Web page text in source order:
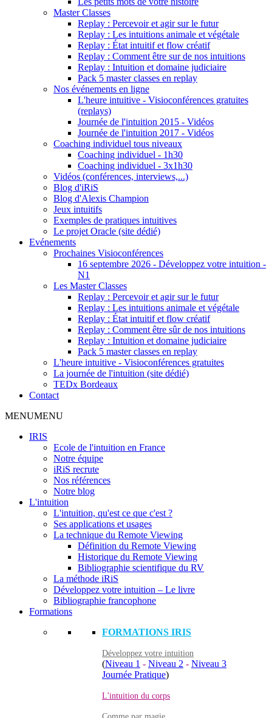
Master Classes
Replay : Percevoir et agir sur le futur
Replay : Les intuitions animale et végétale
Replay : État intuitif et flow créatif
Replay : Comment être sur de nos intuitions
Replay : Intuition et domaine judiciaire
Pack 5 master classes en replay
Nos événements en ligne
L'heure intuitive - Visioconférences gratuites
(replays)
Journée de l'intuition 2015 - Vidéos
Journée de l'intuition 2017 - Vidéos
Coaching individuel tous niveaux
Coaching individuel - 1h30
Coaching individuel - 3x1h30
Vidéos (conférences, interviews,...)
Blog d'iRiS
Blog d'Alexis Champion
Jeux intuitifs
Exemples de pratiques intuitives
Le projet Oracle (site dédié)
Evénements
Prochaines Visioconférences
16 septembre 2026 - Développez votre intuition -
N1
Les Master Classes
Replay : Percevoir et agir sur le futur
Replay : Les intuitions animale et végétale
Replay : État intuitif et flow créatif
Replay : Comment être sûr de nos intuitions
Replay : Intuition et domaine judiciaire
Pack 5 master classes en replay
L'heure intuitive - Visioconférences gratuites
La journée de l'intuition (site dédié)
TEDx Bordeaux
Contact
MENUMENU
IRIS
Ecole de l'intuition en France
Notre équipe
iRiS recrute
Nos références
Notre blog
L'intuition
L'intuition, qu'est ce que c'est ?
Ses applications et usages
La technique du Remote Viewing
Définition du Remote Viewing
Historique du Remote Viewing
Bibliographie scientifique du RV
La méthode iRiS
Développez votre intuition – Le livre
Bibliographie francophone
Formations
FORMATIONS IRIS
Développez votre intuition
(Niveau 1 - Niveau 2 - Niveau 3
Journée Pratique)
L'intuition du corps